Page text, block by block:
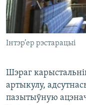
Інтэр’ер рэстарацыі
Шэраг
артыкулу,
пазытыўную